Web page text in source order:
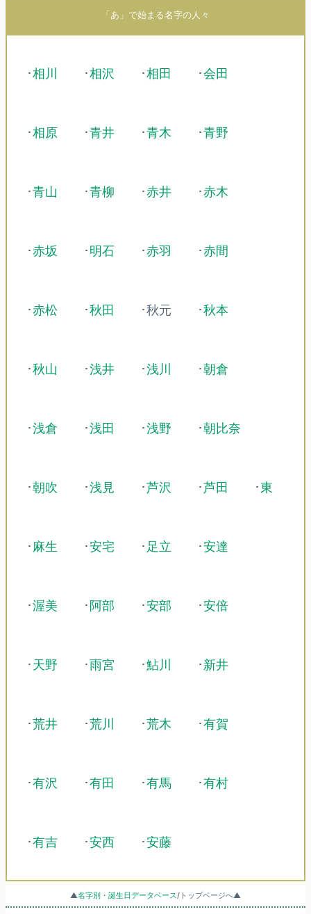
「あ」で始まる名字の人々
･相川 ･相沢 ･相田 ･会田
･相原 ･青井 ･青木 ･青野
･青山 ･青柳 ･赤井 ･赤木
･赤坂 ･明石 ･赤羽 ･赤間
･赤松 ･秋田 ･秋元 ･秋本
･秋山 ･浅井 ･浅川 ･朝倉
･浅倉 ･浅田 ･浅野 ･朝比奈
･朝吹 ･浅見 ･芦沢 ･芦田 ･東
･ 麻生 ･安宅 ･ 足立 ･安達
･渥美 ･阿部 ･安部 ･安倍
･天野 ･雨宮 ･鮎川 ･新井
･荒井 ･荒川 ･荒木 ･有賀
･有沢 ･有田 ･有馬 ･有村
･有吉 ･安西 ･安藤
▲名字別・誕生日データベース/トップページへ▲